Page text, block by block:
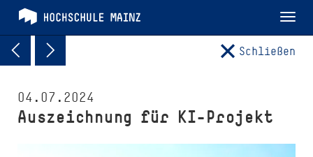
Schließen
04.07.2024
Auszeichnung für KI-Projekt